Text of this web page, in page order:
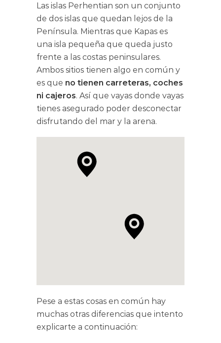
Las islas Perhentian son un conjunto
de dos islas que quedan lejos de la
Península. Mientras que Kapas es
una isla pequeña que queda justo
frente a las costas peninsulares.
Ambos sitios tienen algo en común y
es que no tienen carreteras, coches
ni cajeros. Así que vayas donde vayas
tienes asegurado poder desconectar
disfrutando del mar y la arena.
Pese a estas cosas en común hay
muchas otras diferencias que intento
explicarte a continuación: